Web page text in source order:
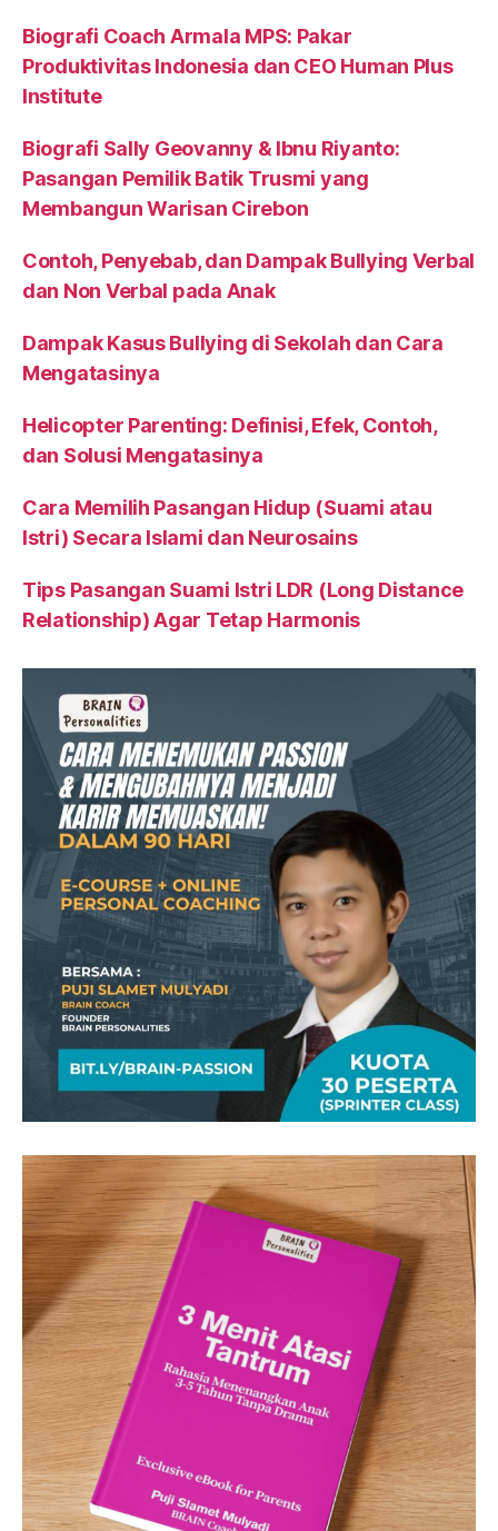
Biografi Coach Armala MPS: Pakar
Produktivitas Indonesia dan CEO Human Plus
Institute
Biografi Sally Geovanny & Ibnu Riyanto:
Pasangan Pemilik Batik Trusmi yang
Membangun Warisan Cirebon
Contoh, Penyebab, dan Dampak Bullying Verbal
dan Non Verbal pada Anak
Dampak Kasus Bullying di Sekolah dan Cara
Mengatasinya
Helicopter Parenting: Definisi, Efek, Contoh,
dan Solusi Mengatasinya
Cara Memilih Pasangan Hidup (Suami atau
Istri) Secara Islami dan Neurosains
Tips Pasangan Suami Istri LDR (Long Distance
Relationship) Agar Tetap Harmonis